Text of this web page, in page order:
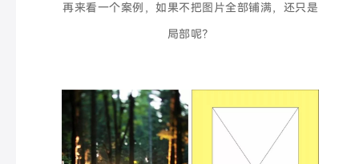
再来看一个案例，如果不把图片全部铺满，还只是
局部呢？